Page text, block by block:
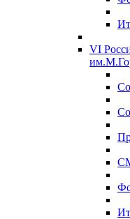
VI